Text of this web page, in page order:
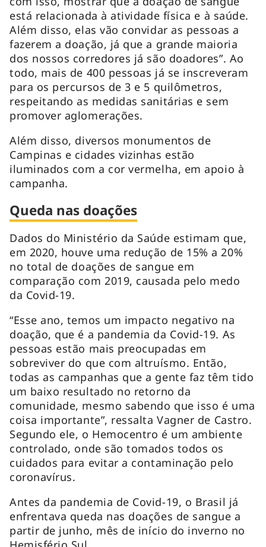
está relacionada à atividade física e à saúde.
Além disso, elas vão convidar as pessoas a
fazerem a doação, já que a grande maioria
dos nossos corredores já são doadores”. Ao
todo, mais de 400 pessoas já se inscreveram
para os percursos de 3 e 5 quilômetros,
respeitando as medidas sanitárias e sem
promover aglomerações.
Além disso, diversos monumentos de
Campinas e cidades vizinhas estão
iluminados com a cor vermelha, em apoio à
campanha.
Queda nas doações
Dados do Ministério da Saúde estimam que,
em 2020, houve uma redução de 15% a 20%
no total de doações de sangue em
comparação com 2019, causada pelo medo
da Covid-19.
“Esse ano, temos um impacto negativo na
doação, que é a pandemia da Covid-19. As
pessoas estão mais preocupadas em
sobreviver do que com altruísmo. Então,
todas as campanhas que a gente faz têm tido
um baixo resultado no retorno da
comunidade, mesmo sabendo que isso é uma
coisa importante”, ressalta Vagner de Castro.
Segundo ele, o Hemocentro é um ambiente
controlado, onde são tomados todos os
cuidados para evitar a contaminação pelo
coronavírus.
Antes da pandemia de Covid-19, o Brasil já
enfrentava queda nas doações de sangue a
partir de junho, mês de início do inverno no